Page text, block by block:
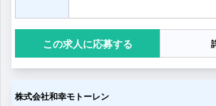
※整備士資格は不要です（資格取
応募する
株式会社和幸モトーレン